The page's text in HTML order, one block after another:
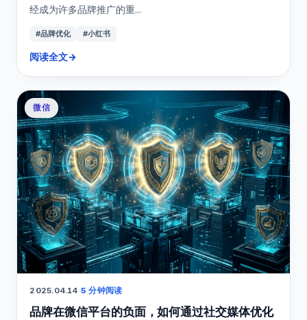
经成为许多品牌推广的重...
#品牌优化 #小红书
阅读全文→
微信
2025.04.14·5 分钟阅读
品牌在微信平台的负面，如何通过社交媒体优化